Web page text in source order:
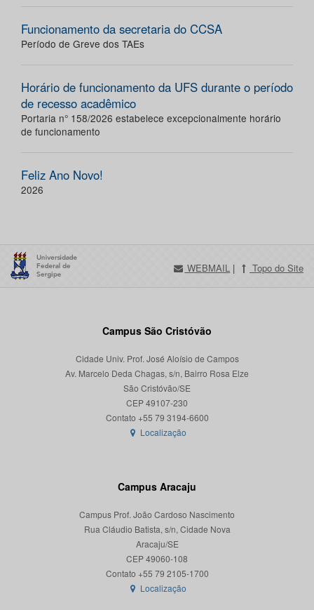
Funcionamento da secretaria do CCSA
Período de Greve dos TAEs
Horário de funcionamento da UFS durante o período
de recesso acadêmico
Portaria n° 158/2026 estabelece excepcionalmente horário
de funcionamento
Feliz Ano Novo!
2026
WEBMAIL | Topo do Site
Campus São Cristóvão
Cidade Univ. Prof. José Aloísio de Campos
Av. Marcelo Deda Chagas, s/n, Bairro Rosa Elze
São Cristóvão/SE
CEP 49107-230
Localização
Campus Aracaju
Campus Prof. João Cardoso Nascimento
Rua Cláudio Batista, s/n, Cidade Nova
Aracaju/SE
CEP 49060-108
Localização